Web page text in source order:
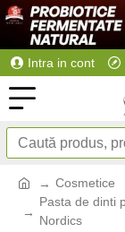
Intra in cont
Cosmetice
Pasta de dinti
Nordics